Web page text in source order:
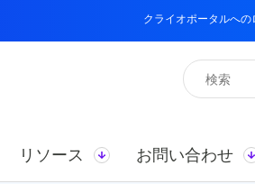
クライオポータルへの
検
索:
リソース お問い合わせ